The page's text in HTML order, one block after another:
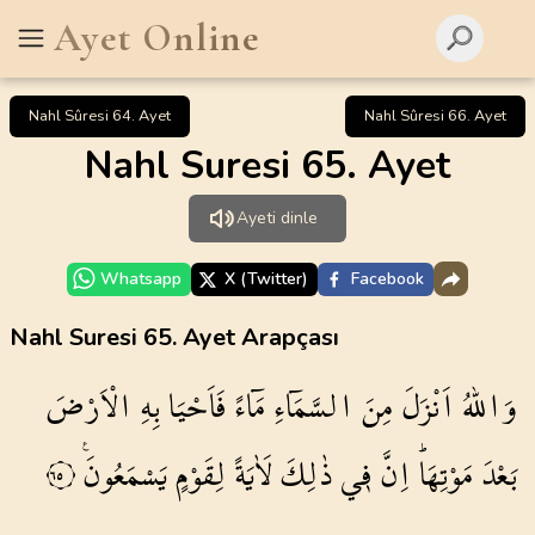
Ayet Online
Nahl Sûresi 64. Ayet Nahl Sûresi 66. Ayet
Nahl Suresi 65. Ayet
Ayeti dinle
Whatsapp X (Twitter) Facebook
Nahl Suresi 65. Ayet Arapçası
وَاللّٰهُاَنْزَلَمِنَالسَّمَٓاءِمَٓاءًفَاَحْيَابِهِالْاَرْضَ
بَعْدَمَوْتِهَاۜاِنَّف۪يذٰلِكَلَاٰيَةًلِقَوْمٍيَسْمَعُونَ۟ ٦٥